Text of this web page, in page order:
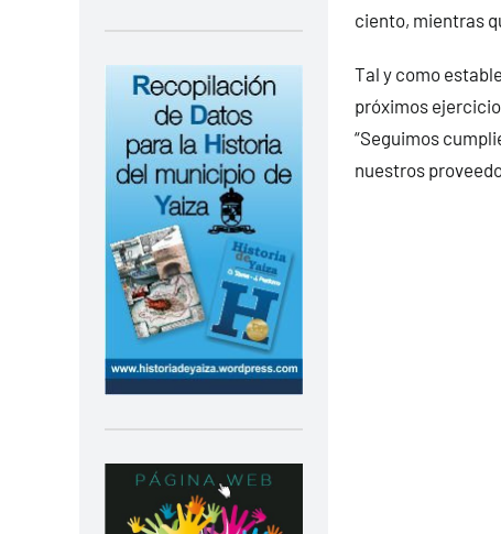
ciento, mientras
Tal y como
próximos
“Seguimos
nuestros